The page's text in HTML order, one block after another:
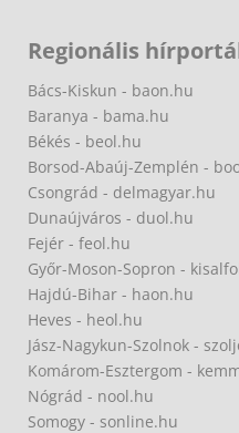
Regionális
Bács-Kiskun - baon.hu
Baranya - bama.hu
Békés - beol.hu
Borsod-Abaúj-Zemplén -
Csongrád - delmagyar.hu
Dunaújváros - duol.hu
Fejér - feol.hu
Győr-Moson-Sopron -
Hajdú-Bihar - haon.hu
Heves - heol.hu
Jász-Nagykun-Szolnok -
Komárom-Esztergom -
Nógrád - nool.hu
Somogy - sonline.hu